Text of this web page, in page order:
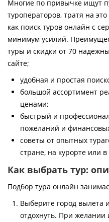
Многие по привычке ищут
туроператоров, тратя на
как поиск туров онлайн с
минимум усилий.
туры и скидки от 70
сайте;
удобная и простая
большой ассортимент
ценами;
быстрый и
пожеланий и
советы от опытных
стране, на курорте или
Как выбрать тур:
Подбор тура онлайн
Выберите город вылета
отдохнуть. При желании